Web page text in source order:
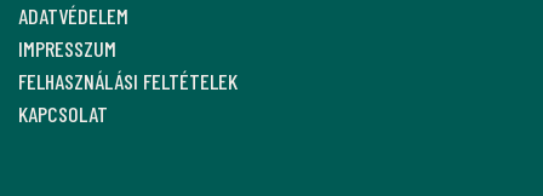
ADATVÉDELEM
IMPRESSZUM
FELHASZNÁLÁSI FELTÉTELEK
KAPCSOLAT